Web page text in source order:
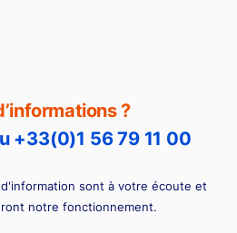
?
+33(0)1 56 79 11 00
sont à votre écoute et
notre fonctionnement.